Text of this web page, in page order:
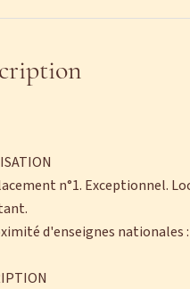
n°1. Exceptionnel.
d'enseignes nationales